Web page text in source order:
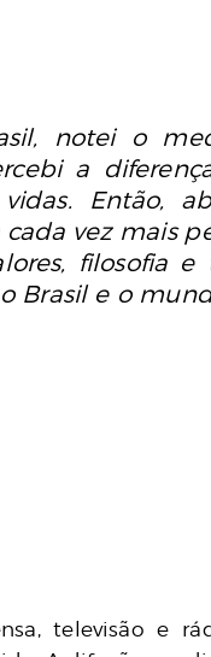
notei o
a
Então,
vez mais
filosofia e
Brasil e o
televisão e